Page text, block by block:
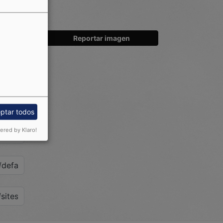
Reportar imagen
todos
by Klaro!